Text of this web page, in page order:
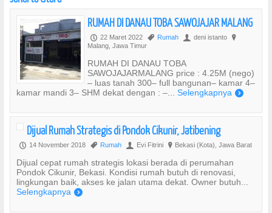
RUMAH DI DANAU TOBA SAWOJAJAR MALANG
P 22 Maret 2022 , Rumah U deni istanto ?
Malang, Jawa Timur
RUMAH DI DANAU TOBA
SAWOJAJARMALANG price : 4.25M (nego)
– luas tanah 300– full bangunan– kamar 4–
kamar mandi 3– SHM dekat dengan : –... Selengkapnya )
Dijual Rumah Strategis di Pondok Cikunir, Jatibening
P 14 November 2018 , Rumah U Evi Fitrini ? Bekasi (Kota), Jawa Barat
Dijual cepat rumah strategis lokasi berada di perumahan
Pondok Cikunir, Bekasi. Kondisi rumah butuh di renovasi,
lingkungan baik, akses ke jalan utama dekat. Owner butuh...
Selengkapnya )